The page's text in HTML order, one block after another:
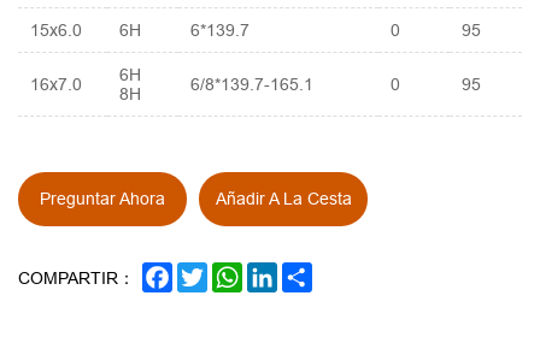
15x6.0
6H 6*139.7 0 95
16x7.0
6H
8H
6/8*139.7-165.1 0 95
Preguntar Ahora Añadir A La Cesta
COMPARTIR： FACEBOOK
TWITTERWHATSAPP
LINKEDIN